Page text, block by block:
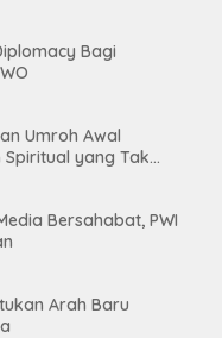
Bagi
Umroh Awal
yang Tak
Bersahabat, PWI
Arah Baru